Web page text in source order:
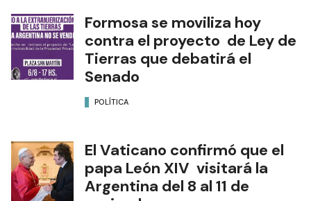
Formosa se moviliza hoy
contra el proyecto de Ley de
Tierras que debatirá el
Senado
POLÍTICA
El Vaticano confirmó que el
papa León XIV visitará la
Argentina del 8 al 11 de